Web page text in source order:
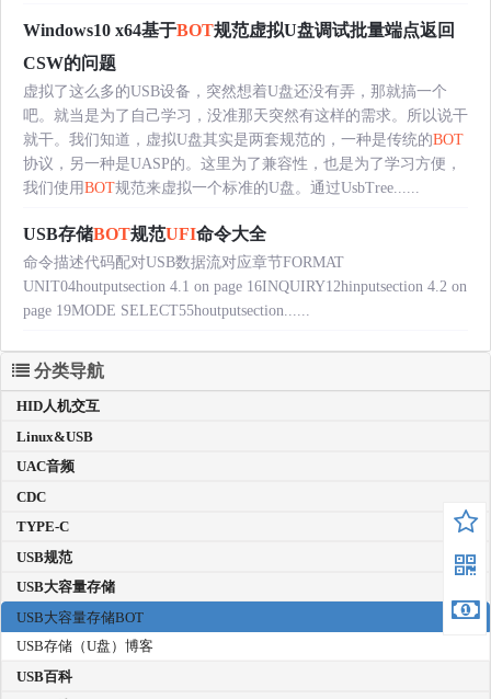
Windows10 x64基于BOT规范虚拟U盘调试批量端点返回
CSW的问题
虚拟了这么多的USB设备，突然想着U盘还没有弄，那就搞一个
吧。就当是为了自己学习，没准那天突然有这样的需求。所以说干
就干。我们知道，虚拟U盘其实是两套规范的，一种是传统的BOT
协议，另一种是UASP的。这里为了兼容性，也是为了学习方便，
我们使用BOT规范来虚拟一个标准的U盘。通过UsbTree......
USB存储BOT规范UFI命令大全
命令描述代码配对USB数据流对应章节FORMAT
UNIT04houtputsection 4.1 on page 16INQUIRY12hinputsection 4.2 on
page 19MODE SELECT55houtputsection......
分类导航
HID人机交互
Linux&USB
UAC音频
CDC
TYPE-C
USB规范
USB大容量存储
USB大容量存储BOT
USB存储（U盘）博客
USB百科